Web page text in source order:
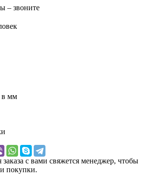
– звоните
мм
с вами свяжется менеджер, чтобы
покупки.